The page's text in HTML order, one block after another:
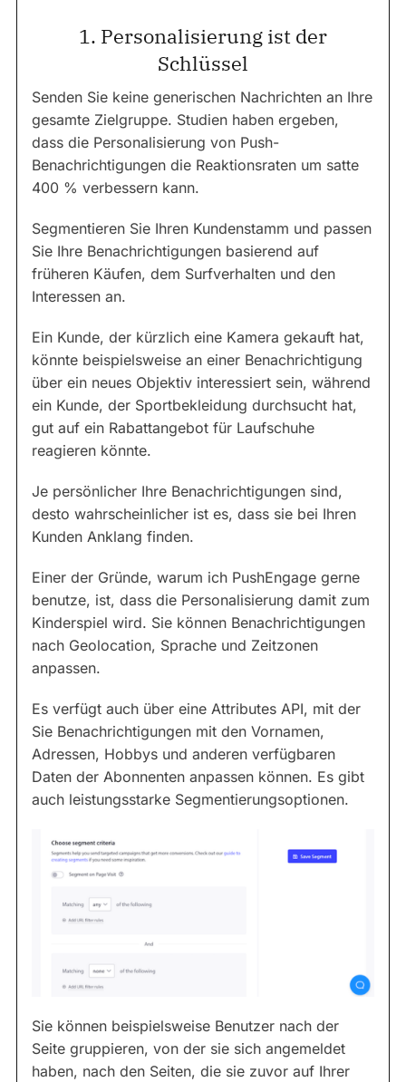
1. Personalisierung ist der
Schlüssel
Senden Sie keine generischen Nachrichten an Ihre
gesamte Zielgruppe. Studien haben ergeben,
dass die Personalisierung von Push-
Benachrichtigungen die Reaktionsraten um satte
400 % verbessern kann.
Segmentieren Sie Ihren Kundenstamm und passen
Sie Ihre Benachrichtigungen basierend auf
früheren Käufen, dem Surfverhalten und den
Interessen an.
Ein Kunde, der kürzlich eine Kamera gekauft hat,
könnte beispielsweise an einer Benachrichtigung
über ein neues Objektiv interessiert sein, während
ein Kunde, der Sportbekleidung durchsucht hat,
gut auf ein Rabattangebot für Laufschuhe
reagieren könnte.
Je persönlicher Ihre Benachrichtigungen sind,
desto wahrscheinlicher ist es, dass sie bei Ihren
Kunden Anklang finden.
Einer der Gründe, warum ich PushEngage gerne
benutze, ist, dass die Personalisierung damit zum
Kinderspiel wird. Sie können Benachrichtigungen
nach Geolocation, Sprache und Zeitzonen
anpassen.
Es verfügt auch über eine Attributes API, mit der
Sie Benachrichtigungen mit den Vornamen,
Adressen, Hobbys und anderen verfügbaren
Daten der Abonnenten anpassen können. Es gibt
auch leistungsstarke Segmentierungsoptionen.
Sie können beispielsweise Benutzer nach der
Seite gruppieren, von der sie sich angemeldet
haben, nach den Seiten, die sie zuvor auf Ihrer